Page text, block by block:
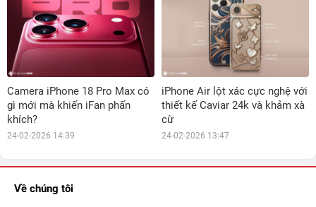
Camera iPhone 18 Pro Max có
gì mới mà khiến iFan phấn
khích?
24-02-2026 14:39
iPhone Air lột xác cực nghệ với
thiết kế Caviar 24k và khảm xà
cừ
24-02-2026 13:47
Về chúng tôi